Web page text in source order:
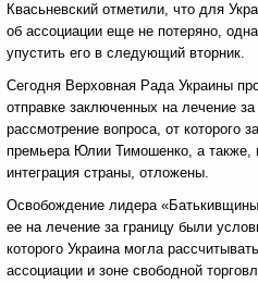
Квасьневский отметили, что для
об ассоциации еще не потеряно,
упустить его в следующий вторник.
Сегодня Верховная Рада Украины
отправке заключенных на лечение
рассмотрение вопроса, от которого
премьера Юлии Тимошенко, а также,
интеграция страны, отложены.
Освобождение лидера
ее на лечение за границу были
которого Украина могла
ассоциации и зоне свободной